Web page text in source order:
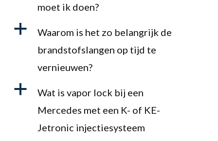
moet ik doen?
a
Waarom is het zo belangrijk de
brandstofslangen op tijd te
vernieuwen?
a
Wat is vapor lock bij een
Mercedes met een K- of KE-
Jetronic injectiesysteem